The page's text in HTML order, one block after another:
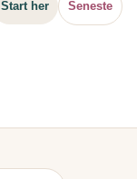
Start her Seneste